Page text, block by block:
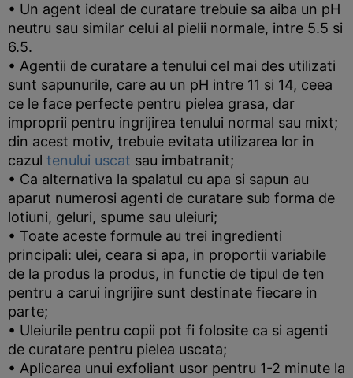
• Un agent ideal de curatare trebuie sa aiba un pH
neutru sau similar celui al pielii normale, intre 5.5 si
6.5.
• Agentii de curatare a tenului cel mai des utilizati
sunt sapunurile, care au un pH intre 11 si 14, ceea
ce le face perfecte pentru pielea grasa, dar
improprii pentru ingrijirea tenului normal sau mixt;
din acest motiv, trebuie evitata utilizarea lor in
cazul tenului uscat sau imbatranit;
• Ca alternativa la spalatul cu apa si sapun au
aparut numerosi agenti de curatare sub forma de
lotiuni, geluri, spume sau uleiuri;
• Toate aceste formule au trei ingredienti
principali: ulei, ceara si apa, in proportii variabile
de la produs la produs, in functie de tipul de ten
pentru a carui ingrijire sunt destinate fiecare in
parte;
• Uleiurile pentru copii pot fi folosite ca si agenti
de curatare pentru pielea uscata;
• Aplicarea unui exfoliant usor pentru 1-2 minute la